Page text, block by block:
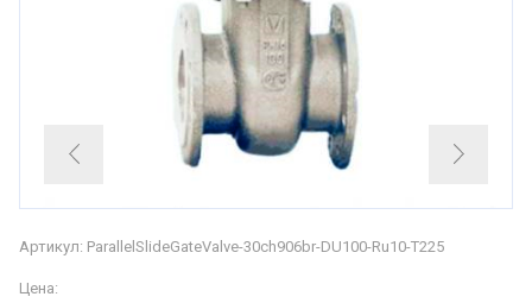
Артикул: ParallelSlideGateValve-30ch906br-DU100-Ru10-T225
Цена: